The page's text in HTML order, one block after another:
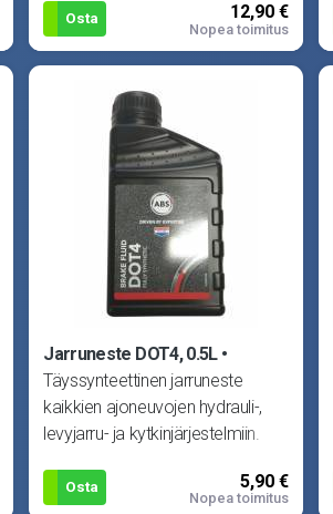
Osta 12,90 €
Nopea toimitus
Jarruneste DOT4, 0.5L
Täyssynteettinen jarruneste
kaikkien ajoneuvojen hydrauli-,
levyjarru- ja kytkinjärjestelmiin.
Osta 5,90 €
Nopea toimitus